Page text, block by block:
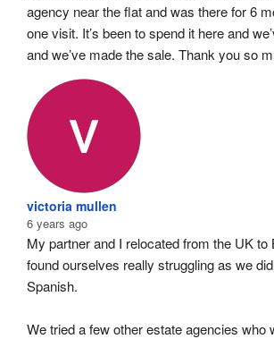
agency near the flat and was there for 6
one visit. It’s been to spend it here and
and we’ve made the sale. Thank you so
victoria mullen
6 years ago
My partner and I relocated from the UK to
found ourselves really struggling as we
Spanish.
We tried a few other estate agencies who